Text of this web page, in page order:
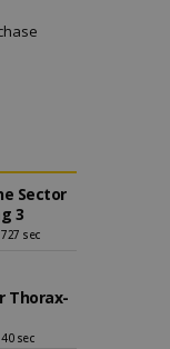
Sector
3
727 sec
Thorax-
40 sec